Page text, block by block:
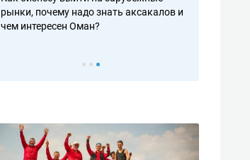
рынки, почему надо знать аксакалов и
чем интересен Оман?